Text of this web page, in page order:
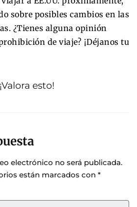
sobre posibles cambios en las
¿Tienes alguna opinión
de viaje? ¡Déjanos tu
¡Valora esto!
electrónico no será publicada.
están marcados con *